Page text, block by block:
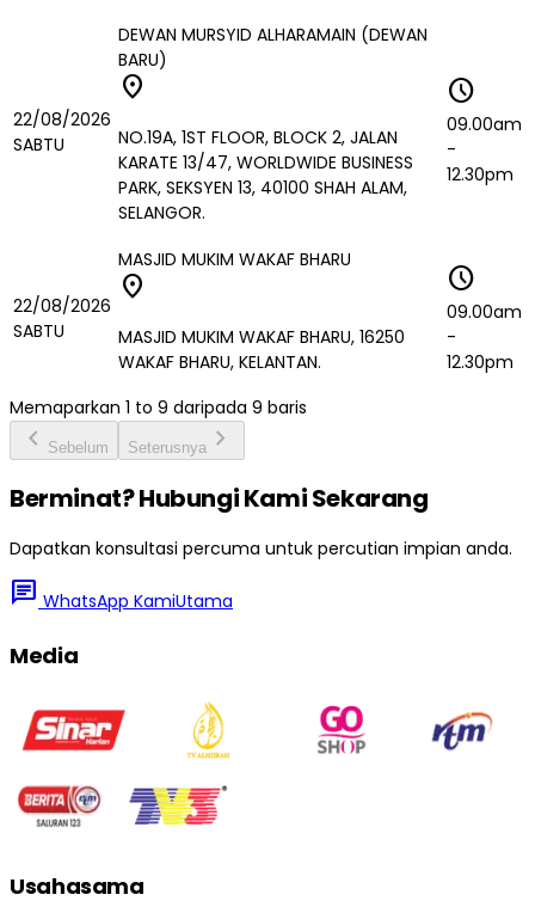
22/08/2026
SABTU
DEWAN MURSYID ALHARAMAIN (DEWAN
BARU)
location_on
NO.19A, 1ST FLOOR, BLOCK 2, JALAN
KARATE 13/47, WORLDWIDE BUSINESS
PARK, SEKSYEN 13, 40100 SHAH ALAM,
SELANGOR.
schedule
09.00am
-
12.30pm
22/08/2026
SABTU
MASJID MUKIM WAKAF BHARU
location_on
MASJID MUKIM WAKAF BHARU, 16250
WAKAF BHARU, KELANTAN.
schedule
09.00am
-
12.30pm
Memaparkan 1 to 9 daripada 9 baris
chevron_left Sebelum Seterusnya chevron_right
Berminat? Hubungi Kami Sekarang
Dapatkan konsultasi percuma untuk percutian impian anda.
chat WhatsApp KamiUtama
Media
Usahasama